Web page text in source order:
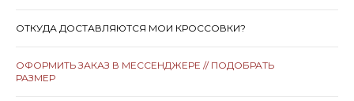
ОТКУДА ДОСТАВЛЯЮТСЯ МОИ КРОССОВКИ?
ОФОРМИТЬ ЗАКАЗ В МЕССЕНДЖЕРЕ // ПОДОБРАТЬ
РАЗМЕР